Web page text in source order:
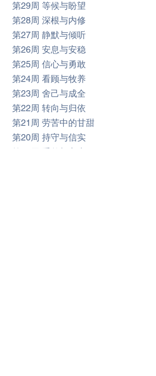
第29周 等候与盼望
第28周 深根与内修
第27周 静默与倾听
第26周 安息与安稳
第25周 信心与勇敢
第24周 看顾与牧养
第23周 舍己与成全
第22周 转向与归依
第21周 劳苦中的甘甜
第20周 持守与信实